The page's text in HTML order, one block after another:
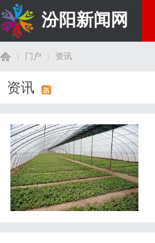
汾阳新闻网
门户 资讯
资讯